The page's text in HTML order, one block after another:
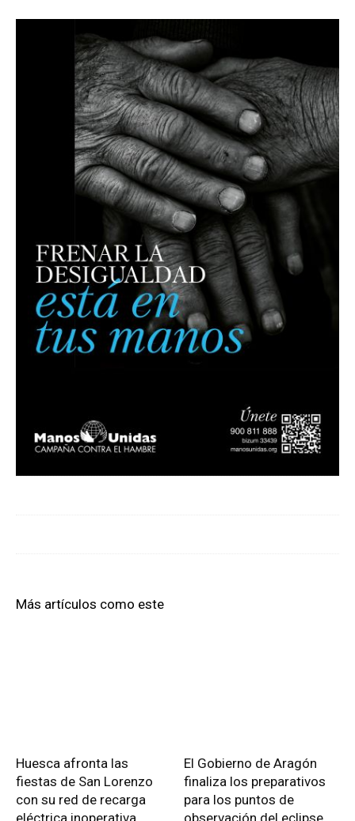
Más artículos como este
Huesca afronta las
fiestas de San Lorenzo
con su red de recarga
El Gobierno de Aragón
finaliza los preparativos
para los puntos de